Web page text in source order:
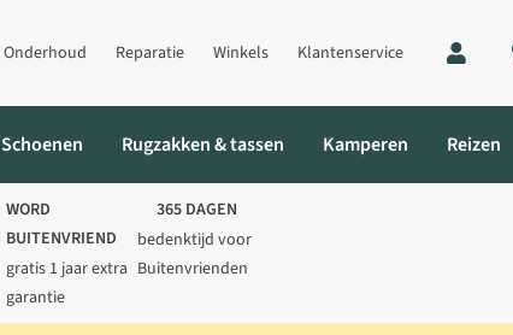
Onderhoud Reparatie Winkels Klantenservice
Schoenen Rugzakken & tassen Kamperen Reizen
WORD
BUITENVRIEND
gratis 1 jaar extra
garantie
365 DAGEN
bedenktijd voor
Buitenvrienden